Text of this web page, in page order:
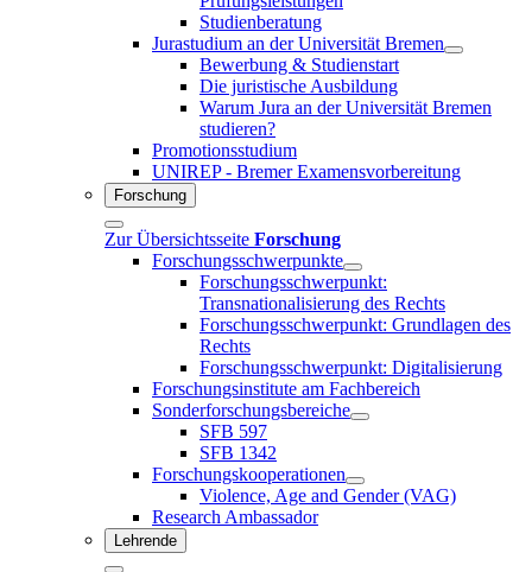
Studienberatung
Jurastudium an der Universität Bremen
Bewerbung & Studienstart
Die juristische Ausbildung
Warum Jura an der Universität Bremen
studieren?
Promotionsstudium
UNIREP - Bremer Examensvorbereitung
Forschung
Zur Übersichtsseite Forschung
Forschungsschwerpunkte
Forschungsschwerpunkt:
Transnationalisierung des Rechts
Forschungsschwerpunkt: Grundlagen des
Rechts
Forschungsschwerpunkt: Digitalisierung
Forschungsinstitute am Fachbereich
Sonderforschungsbereiche
SFB 597
SFB 1342
Forschungskooperationen
Violence, Age and Gender (VAG)
Research Ambassador
Lehrende